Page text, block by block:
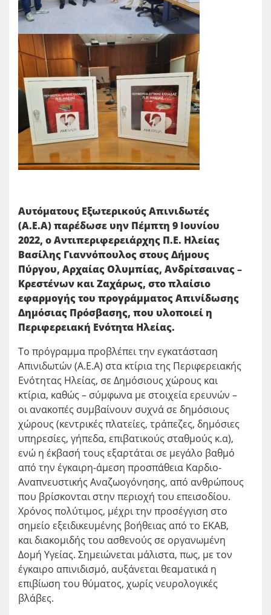
Αυτόματους Εξωτερικούς Απινιδωτές
(Α.Ε.Α) παρέδωσε υην Πέμπτη 9 Ιουνίου
2022, ο Αντιπεριφερειάρχης Π.Ε. Ηλείας
Βασίλης Γιαννόπουλος στους Δήμους
Πύργου, Αρχαίας Ολυμπίας, Ανδρίτσαινας –
Κρεστένων και Ζαχάρως, στο πλαίσιο
εφαρμογής του προγράμματος Απινίδωσης
Δημόσιας Πρόσβασης, που υλοποιεί η
Περιφερειακή Ενότητα Ηλείας.
Το πρόγραμμα προβλέπει την εγκατάσταση
Απινιδωτών (Α.Ε.Α) στα κτίρια της Περιφερειακής
Ενότητας Ηλείας, σε Δημόσιους χώρους και
κτίρια, καθώς – σύμφωνα με στοιχεία ερευνών –
οι ανακοπές συμβαίνουν συχνά σε δημόσιους
χώρους (κεντρικές πλατείες, τράπεζες, δημόσιες
υπηρεσίες, γήπεδα, επιβατικούς σταθμούς κ.α),
ενώ η έκβασή τους εξαρτάται σε μεγάλο βαθμό
από την έγκαιρη-άμεση προσπάθεια Καρδιο-
Αναπνευστικής Αναζωογόνησης, από ανθρώπους
που βρίσκονται στην περιοχή του επεισοδίου.
Χρόνος πολύτιμος, μέχρι την προσέγγιση στο
σημείο εξειδικευμένης βοήθειας από το ΕΚΑΒ,
και διακομιδής του ασθενούς σε οργανωμένη
Δομή Υγείας. Σημειώνεται μάλιστα, πως, με τον
έγκαιρο απινιδισμό, αυξάνεται θεαματικά η
επιβίωση του θύματος, χωρίς νευρολογικές
βλάβες.